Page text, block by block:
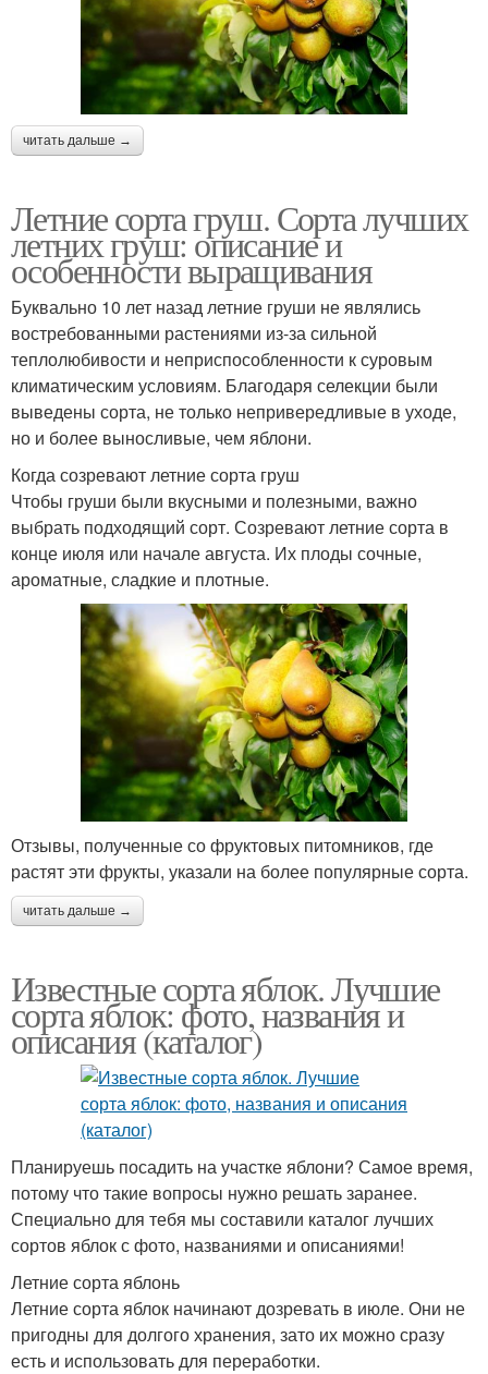
читать дальше →
Летние сорта груш. Сорта лучших
летних груш: описание и
особенности выращивания
Буквально 10 лет назад летние груши не являлись
востребованными растениями из-за сильной
теплолюбивости и неприспособленности к суровым
климатическим условиям. Благодаря селекции были
выведены сорта, не только непривередливые в уходе,
но и более выносливые, чем яблони.
Когда созревают летние сорта груш
Чтобы груши были вкусными и полезными, важно
выбрать подходящий сорт. Созревают летние сорта в
конце июля или начале августа. Их плоды сочные,
ароматные, сладкие и плотные.
Отзывы, полученные со фруктовых питомников, где
растят эти фрукты, указали на более популярные сорта.
читать дальше →
Известные сорта яблок. Лучшие
сорта яблок: фото, названия и
описания (каталог)
Планируешь посадить на участке яблони? Самое время,
потому что такие вопросы нужно решать заранее.
Специально для тебя мы составили каталог лучших
сортов яблок с фото, названиями и описаниями!
Летние сорта яблонь
Летние сорта яблок начинают дозревать в июле. Они не
пригодны для долгого хранения, зато их можно сразу
есть и использовать для переработки.